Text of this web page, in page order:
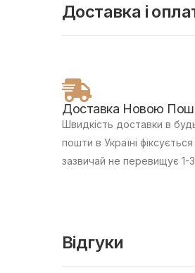
Доставка і
Доставка Новою
Швидкість доставки в
пошти в Україні
зазвичай не перевищує 1-
Відгуки